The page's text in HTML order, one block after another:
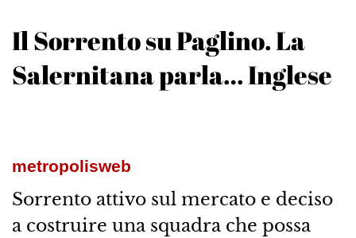
Il Sorrento su Paglino. La
Salernitana parla… Inglese
metropolisweb
Sorrento attivo sul mercato e deciso
a costruire una squadra che possa